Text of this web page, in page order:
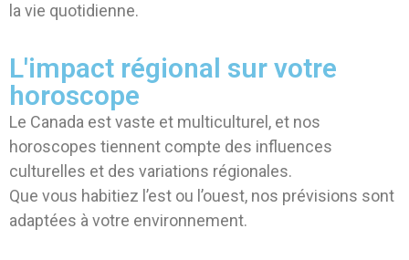
la vie quotidienne.
L'impact régional sur votre
horoscope
Le Canada est vaste et multiculturel, et nos
horoscopes tiennent compte des influences
culturelles et des variations régionales.
Que vous habitiez l’est ou l’ouest, nos prévisions sont
adaptées à votre environnement.